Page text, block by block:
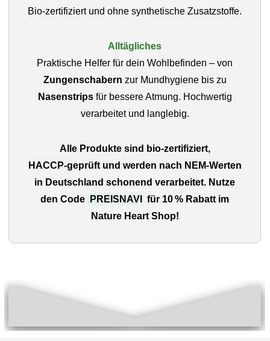
Bio‑zertifiziert und ohne synthetische Zusatzstoffe.
Alltägliches
Praktische Helfer für dein Wohlbefinden – von
Zungenschabern zur Mundhygiene bis zu
Nasenstripsfür bessere Atmung. Hochwertig
verarbeitet und langlebig.
Alle Produkte sind bio‑zertifiziert,
HACCP‑geprüft und werden nach NEM-Werten
in Deutschland schonend verarbeitet. Nutze
den Code
PREISNAVI
für 10 % Rabatt im
Nature Heart Shop!